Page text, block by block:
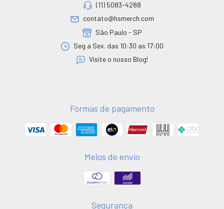
(11) 5083-4288
contato@hsmerch.com
São Paulo - SP
Seg a Sex. das 10:30 as 17:00
Visite o nosso Blog!
Formas de pagamento
Meios de envio
Segurança